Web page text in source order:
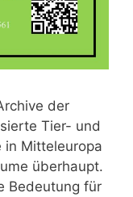
der
Tier- und
in Mitteleuropa
überhaupt.
Bedeutung für